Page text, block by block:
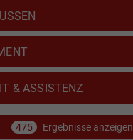
& ASSISTENZ
475 Ergebnisse anzeigen